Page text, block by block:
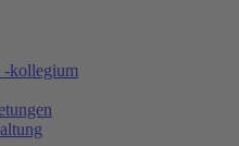
-kollegium